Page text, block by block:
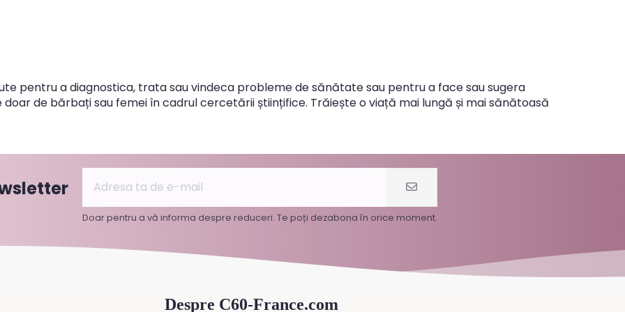
pentru a diagnostica, trata sau vindeca probleme de sănătate sau pentru a face sau sugera
de bărbați sau femei în cadrul cercetării științifice. Trăiește o viață mai lungă și mai sănătoasă
Doar pentru a vă informa despre reduceri. Te poți dezabona în orice moment.
Despre C60-France.com